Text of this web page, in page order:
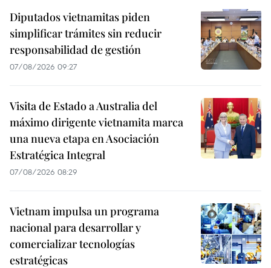
Diputados vietnamitas piden
simplificar trámites sin reducir
responsabilidad de gestión
07/08/2026 09:27
Visita de Estado a Australia del
máximo dirigente vietnamita marca
una nueva etapa en Asociación
Estratégica Integral
07/08/2026 08:29
Vietnam impulsa un programa
nacional para desarrollar y
comercializar tecnologías
estratégicas